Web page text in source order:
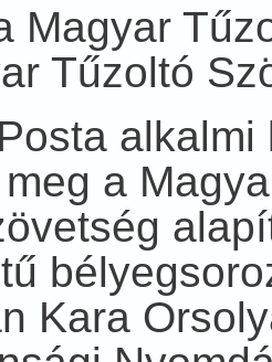
Magyar
Tűzoltó
a
Kara